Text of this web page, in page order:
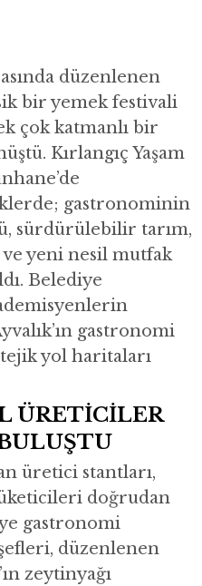
düzenlenen
bir yemek festivali
çok katmanlı bir
Kırlangıç Yaşam
gastronominin
sürdürülebilir tarım,
yeni nesil mutfak
Belediye
gastronomi
yol haritaları
ÜRETİCİLER
üretici stantları,
doğrudan
gastronomi
düzenlenen
zeytinyağı